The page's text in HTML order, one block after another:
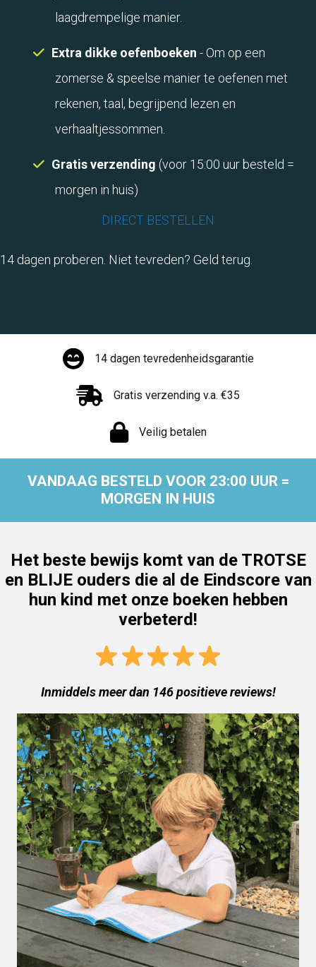
laagdrempelige manier.
Extra dikke oefenboeken - Om op een
zomerse & speelse manier te oefenen met
rekenen, taal, begrijpend lezen en
verhaaltjessommen.
Gratis verzending (voor 15:00 uur besteld =
morgen in huis)
DIRECT BESTELLEN
14 dagen proberen. Niet tevreden? Geld terug.
14 dagen tevredenheidsgarantie
Gratis verzending v.a. €35
Veilig betalen
VANDAAG BESTELD VOOR 23:00 UUR =
MORGEN IN HUIS
Het beste bewijs komt van de TROTSE
en BLIJE ouders die al de Eindscore van
hun kind met onze boeken hebben
verbeterd!
Inmiddels meer dan 146 positieve reviews!